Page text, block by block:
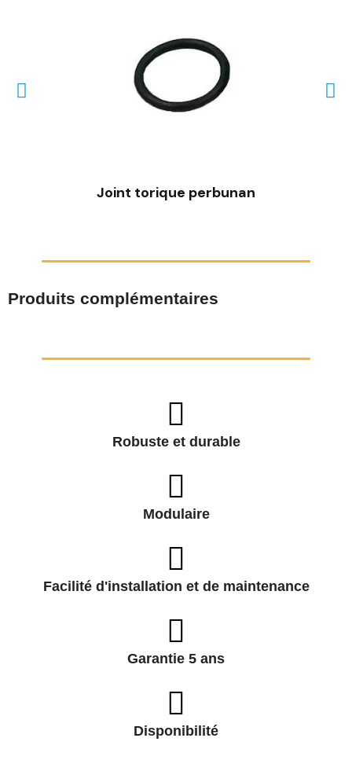
Joint torique perbunan
Produits complémentaires
Robuste et durable
Modulaire
Facilité d'installation et de maintenance
Garantie 5 ans
Disponibilité